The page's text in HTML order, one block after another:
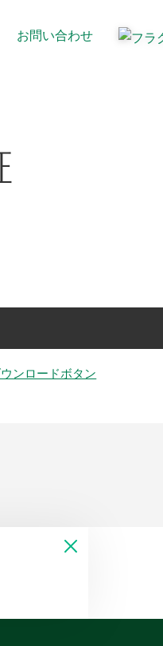
お問い合わせ
ンロードボタン